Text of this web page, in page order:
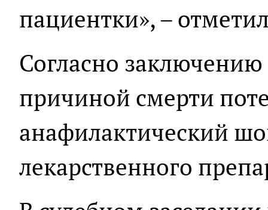
пациентки», –
Согласно
причиной смерти
анафилактический
лекарственного